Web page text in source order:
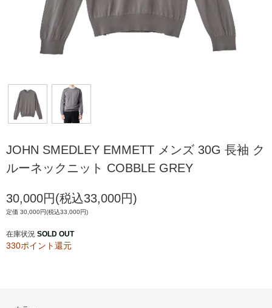
JOHN SMEDLEY EMMETT メンズ 30G 長袖 ク
ルーネックニット COBBLE GREY
30,000円(税込33,000円)
定価 30,000円(税込33,000円)
在庫状況 SOLD OUT
330ポイント還元